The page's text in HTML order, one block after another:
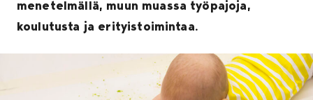
menetelmällä, muun muassa työpajoja,
koulutusta ja erityistoimintaa.